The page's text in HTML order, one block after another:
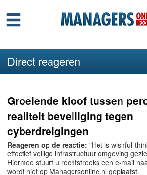
Menu
Direct reageren
Groeiende kloof tussen
realiteit beveiliging tegen
cyberdreigingen
Reageren op de reactie: "Het is wishful-
effectief veilige infrastructuur omgeving
Hiermee stuurt u rechtstreeks een e-mail
wordt niet op Managersonline.nl geplaatst.